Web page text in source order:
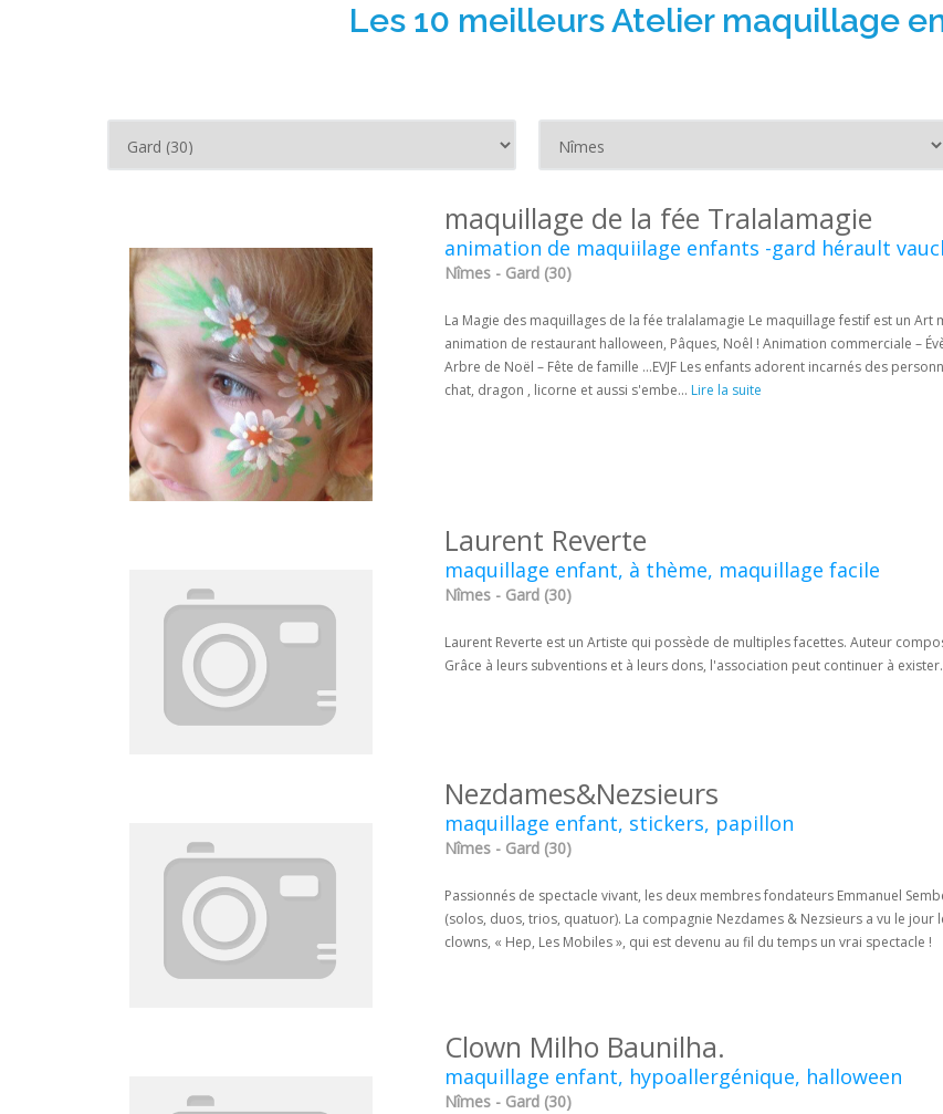
Les 10 meilleurs Atelier maquillage
maquillage de la fée Tralalamagie
animation de maquiilage enfants -gard hérault
Nîmes - Gard (30)
La Magie des maquillages de la fée tralalamagie Le maquillage festif est un
animation de restaurant halloween, Pâques, Noêl ! Animation commerciale –
Arbre de Noël – Fête de famille …EVJF Les enfants adorent incarnés des
chat, dragon , licorne et aussi s'embe... Lire la suite
Laurent Reverte
maquillage enfant, à thème, maquillage facile
Nîmes - Gard (30)
Laurent Reverte est un Artiste qui possède de multiples facettes. Auteur
Grâce à leurs subventions et à leurs dons, l'association peut continuer à exister.
Nezdames&Nezsieurs
maquillage enfant, stickers, papillon
Nîmes - Gard (30)
Passionnés de spectacle vivant, les deux membres fondateurs Emmanuel
(solos, duos, trios, quatuor). La compagnie Nezdames & Nezsieurs a vu le
clowns, « Hep, Les Mobiles », qui est devenu au fil du temps un vrai spectacle !
Clown Milho Baunilha.
maquillage enfant, hypoallergénique, halloween
Nîmes - Gard (30)